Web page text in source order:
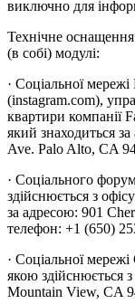
виключно для
Технічне
(в собі) модулі:
· Соціальної
(instagram.com),
квартири компанії
який знаходиться
Ave. Palo Alto, CA
· Соціального
здійснюється з
за адресою: 901
телефон: +1 (650)
· Соціальної
якою здійснюється
Mountain View, CA